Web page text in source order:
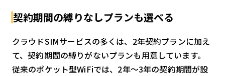
契約期間の縛りなしプランも選べる
クラウドSIMサービスの多くは、2年契約プランに加え
て、契約期間の縛りがないプランも用意しています。
従来のポケット型WiFiでは、2年〜3年の契約期間が設